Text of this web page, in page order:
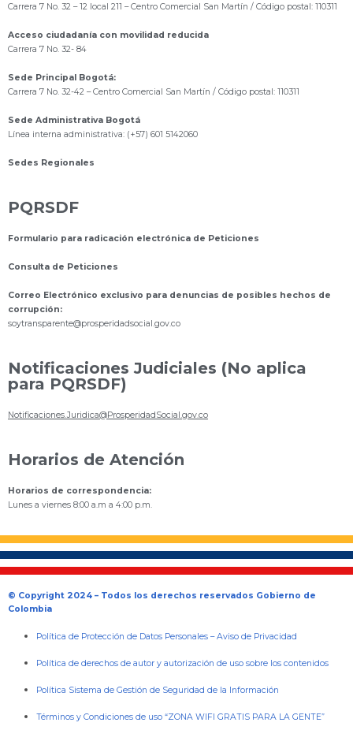
Carrera 7 No. 32 – 12 local 211 – Centro Comercial San Martín / Código postal: 110311
Acceso ciudadanía con movilidad reducida
Carrera 7 No. 32- 84
Sede Principal Bogotá:
Carrera 7 No. 32-42 – Centro Comercial San Martín / Código postal: 110311
Sede Administrativa Bogotá
Línea interna administrativa: (+57) 601 5142060
Sedes Regionales
PQRSDF
Formulario para radicación electrónica de Peticiones
Consulta de Peticiones
Correo Electrónico exclusivo para denuncias de posibles hechos de
corrupción:
soytransparente@prosperidadsocial.gov.co
Notificaciones Judiciales (No aplica
para PQRSDF)
Notificaciones.Juridica@ProsperidadSocial.gov.co
Horarios de Atención
Horarios de correspondencia:
Lunes a viernes 8:00 a.m a 4:00 p.m.
© Copyright 2024 – Todos los derechos reservados Gobierno de
Colombia
Política de Protección de Datos Personales –Aviso de Privacidad
Política de derechos de autor y autorización de uso sobre los contenidos
Política Sistema de Gestión de Seguridad de la Información
Términos y Condiciones de uso “ZONA WIFI GRATIS PARA LA GENTE”